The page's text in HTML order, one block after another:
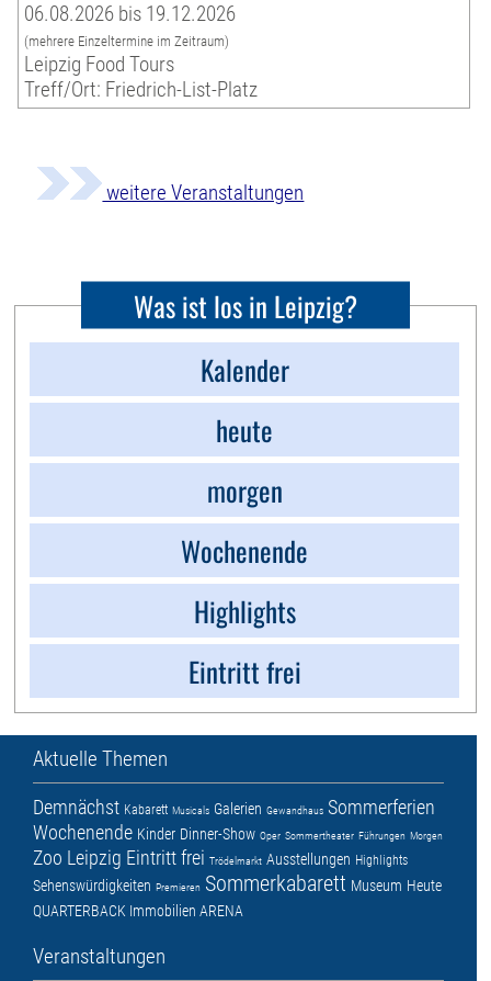
06.08.2026 bis 19.12.2026
(mehrere Einzeltermine im Zeitraum)
Leipzig Food Tours
Treff/Ort: Friedrich-List-Platz
weitere Veranstaltungen
Was ist los in Leipzig?
Kalender
heute
morgen
Wochenende
Highlights
Eintritt frei
Aktuelle Themen
Demnächst Kabarett Musicals Galerien Gewandhaus Sommerferien
Wochenende Kinder Dinner-Show Oper Sommertheater Führungen Morgen
Zoo Leipzig Eintritt frei Trödelmarkt Ausstellungen Highlights
Sehenswürdigkeiten Premieren Sommerkabarett Museum Heute
QUARTERBACK Immobilien ARENA
Veranstaltungen